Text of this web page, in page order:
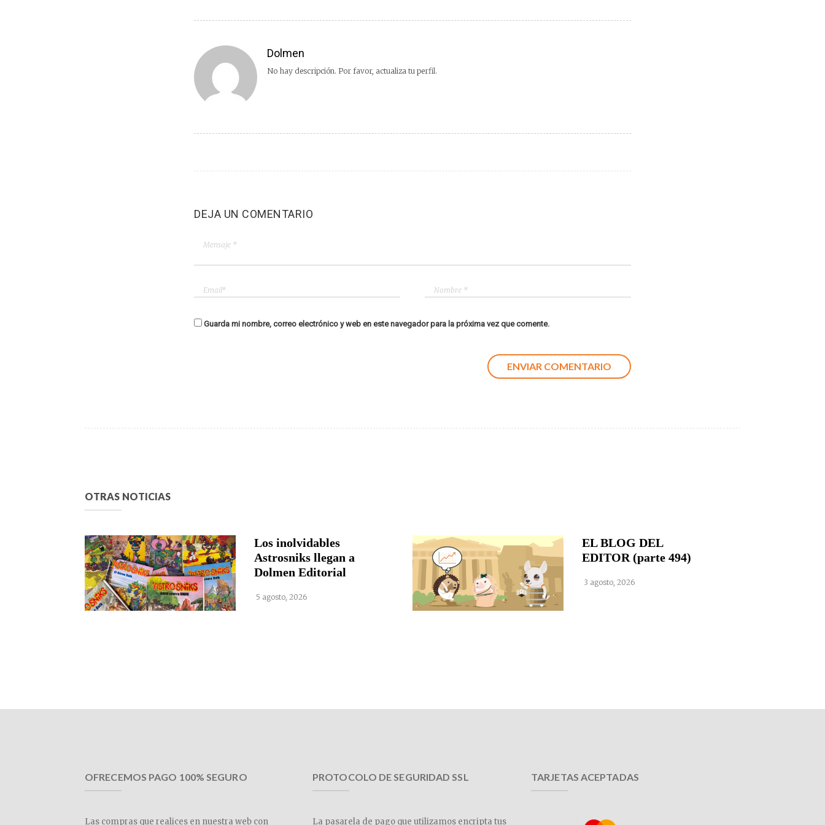
Dolmen
No hay descripción. Por favor, actualiza tu perfil.
DEJA UN COMENTARIO
Guarda mi nombre, correo electrónico y web en este navegador para la próxima vez que comente.
OTRAS NOTICIAS
Los inolvidables
Astrosniks llegan a
Dolmen Editorial
5 agosto, 2026
EL BLOG DEL
EDITOR (parte 494)
3 agosto, 2026
OFRECEMOS PAGO 100% SEGURO
Las compras que realices en nuestra web con
PROTOCOLO DE SEGURIDAD SSL
La pasarela de pago que utilizamos encripta tus
TARJETAS ACEPTADAS